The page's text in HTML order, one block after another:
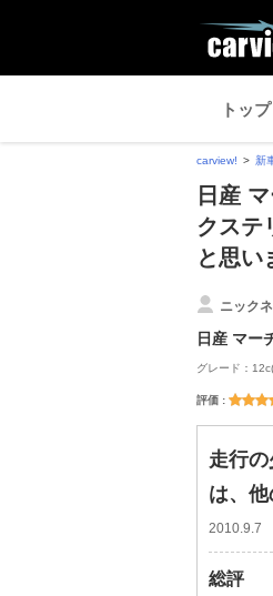
トップ
carview! 新
日産
クステ
と思い
ニック
日産 マー
グレード：
評価
走行
は、
2010.9.7
総評